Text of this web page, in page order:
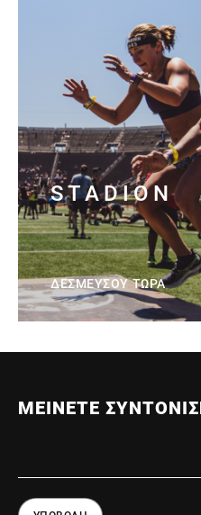
STADION
ΔΕΣΜΕΥΣΟΥ ΤΩΡΑ
ΜΕΙΝΕΤΕ